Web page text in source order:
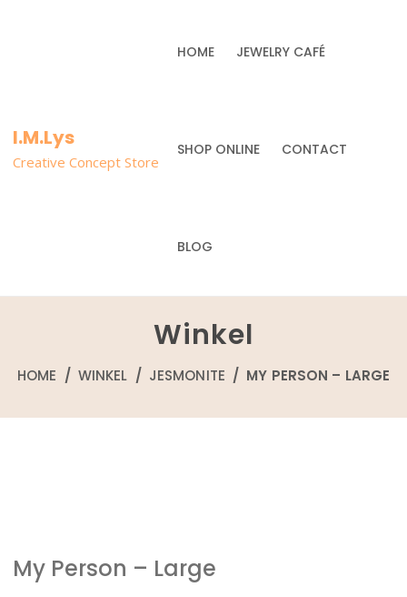
I.M.Lys
Creative Concept Store
HOME JEWELRY CAFÉ
SHOP ONLINE CONTACT
BLOG
Winkel
HOME / WINKEL / JESMONITE / MY PERSON – LARGE
My Person – Large